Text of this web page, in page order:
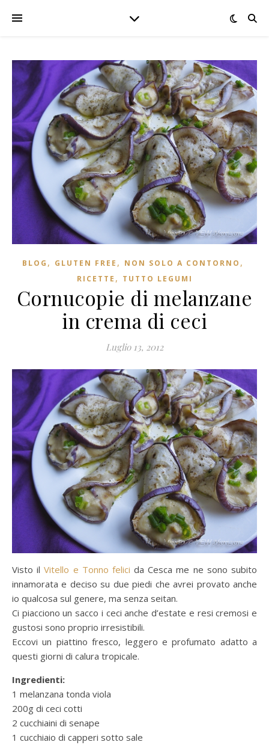
BLOG , GLUTEN FREE , NON SOLO A CONTORNO ,
RICETTE , TUTTO LEGUMI
Cornucopie di melanzane
in crema di ceci
Luglio 13, 2012
Visto ilVitello e Tonno felicida Cesca me ne sono subito
innamorata e deciso su due piedi che avrei provato anche
io qualcosa sul genere, ma senza seitan.
Ci piacciono un sacco i ceci anche d’estate e resi cremosi e
gustosi sono proprio irresistibili.
Eccovi un piattino fresco, leggero e profumato adatto a
questi giorni di calura tropicale.
Ingredienti:
1 melanzana tonda viola
200g di ceci cotti
2 cucchiaini di senape
1 cucchiaio di capperi sotto sale